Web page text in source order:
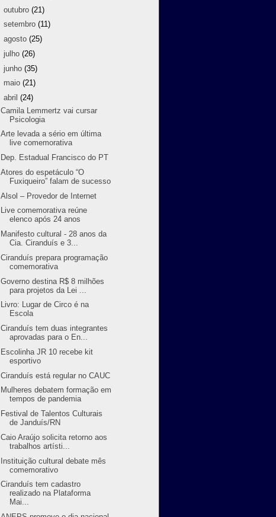
outubro (21)
setembro (11)
agosto (25)
julho (26)
junho (35)
maio (21)
abril (24)
Camila Lemmertz vai cursar
Psicologia
Arte levada a sério em última
live comemorativa
Dep. Estadual Francisco do PT
Atores do espetáculo “O
Fuxiqueiro” falam de sucesso
Alsol – Provedor de Internet
Live comemorativa reúne
elenco após 24 anos
Manifesto cultural - 28 anos da
Cia. Ciranduís e 3...
Ciranduís prepara programação
comemorativa
Governo destina R$ 8 milhões
para projetos da Lei ...
Livro: Lugar de Circo é na
Escola
Ciranduís tem duas integrantes
aprovadas para o En...
Escolinha JR 10 recebe kit
esportivo
Ciranduís está regular no CAUC
Mulheres debatem formação em
tempos de pandemia
Festival de Talentos Culturais
de Janduís/RN
Caio Araújo solicita retorno aos
trabalhos artísti...
Instituição cultural debate mês
comemorativo
Ciranduís tem cadastro
realizado na Plataforma
Mai...